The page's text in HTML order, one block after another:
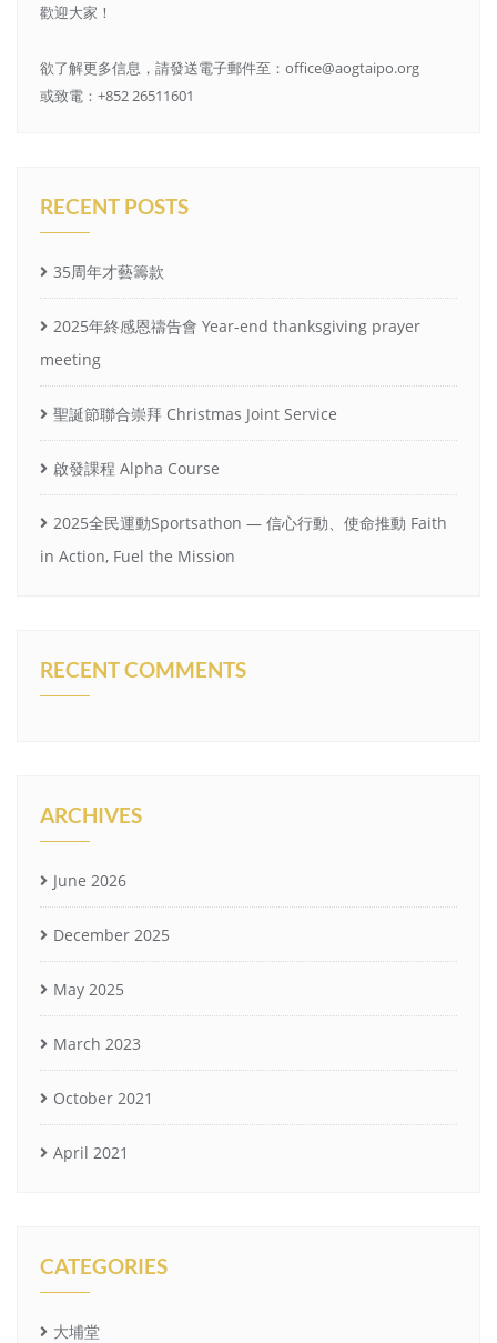
歡迎大家！
欲了解更多信息，請發送電子郵件至：office@aogtaipo.org
或致電：+852 26511601
RECENT POSTS
35周年才藝籌款
2025年終感恩禱告會 Year-end thanksgiving prayer
meeting
聖誕節聯合崇拜 Christmas Joint Service
啟發課程 Alpha Course
2025全民運動Sportsathon — 信心行動、使命推動 Faith
in Action, Fuel the Mission
RECENT COMMENTS
ARCHIVES
June 2026
December 2025
May 2025
March 2023
October 2021
April 2021
CATEGORIES
大埔堂